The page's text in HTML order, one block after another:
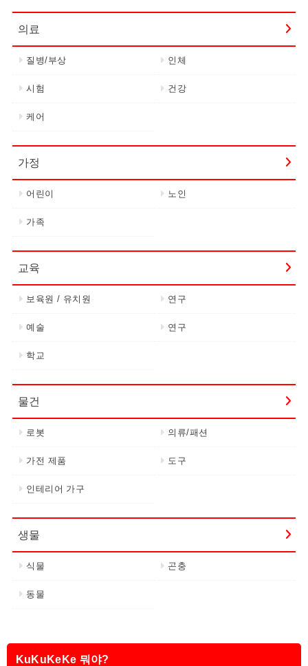
의료
질병/부상 인체
시험 건강
케어
가정
어린이 노인
가족
교육
보육원 / 유치원 연구
예술 연구
학교
물건
로봇 의류/패션
가전 제품 도구
인테리어 가구
생물
식물 곤충
동물
KuKuKeKe 뭐야?